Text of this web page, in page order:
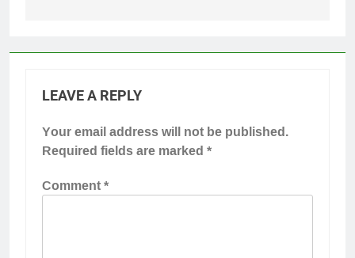
LEAVE A REPLY
Your email address will not be published.
Required fields are marked*
Comment*